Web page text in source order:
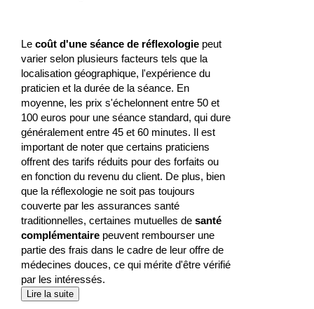
Le coût d'une séance de réflexologiepeut
varier selon plusieurs facteurs tels que la
localisation géographique, l'expérience du
praticien et la durée de la séance. En
moyenne, les prix s'échelonnent entre 50 et
100 euros pour une séance standard, qui dure
généralement entre 45 et 60 minutes. Il est
important de noter que certains praticiens
offrent des tarifs réduits pour des forfaits ou
en fonction du revenu du client. De plus, bien
que la réflexologie ne soit pas toujours
couverte par les assurances santé
traditionnelles, certaines mutuelles de santé
complémentairepeuvent rembourser une
partie des frais dans le cadre de leur offre de
médecines douces, ce qui mérite d'être vérifié
par les intéressés.
Lire la suite